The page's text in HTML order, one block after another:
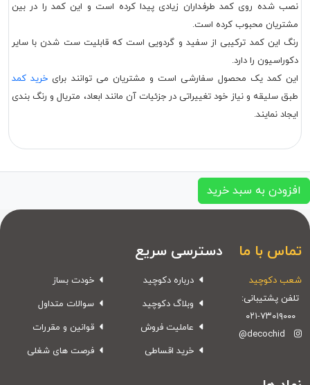
نصب شده روی کمد طرفداران زیادی پیدا کرده است و این کمد را در بین
مشتریان محبوب کرده است.
رنگ این کمد ترکیبی از سفید و گردویی است که قابلیت ست شدن با سایر
دکوراسیون را دارد.
این کمد یک محصول سفارشی است و مشتریان می توانند برای خرید کمد
طبق سلیقه و نیاز خود تغییراتی در جزئیات آن مانند ابعاد، متریال و رنگ بندی
ایجاد نمایند.
افزودن به سبد خرید
تماس با ما
شعب دکوچید
تلفن پشتیبانی:
۰۲۱-۷۳۰۱۹۰۰۰
@decochid
دسترسی سریع
درباره دکوچید
وبلاگ دکوچید
عاملیت فروش
خرید اقساطی
خودت بساز
سوالات متداول
قوانین و مقررات
فرصت های شغلی